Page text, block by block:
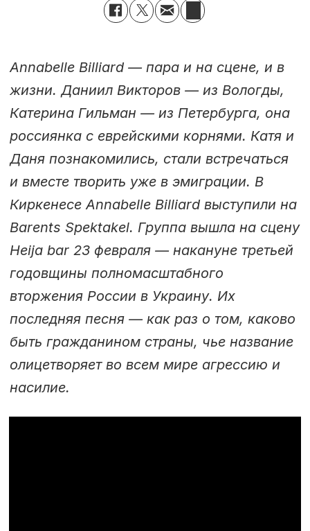
Annabelle Billiard — пара и на сцене, и в
жизни. Даниил Викторов — из Вологды,
Катерина Гильман — из Петербурга, она
россиянка с еврейскими корнями. Катя и
Даня познакомились, стали встречаться
и вместе творить уже в эмиграции. В
Киркенесе Annabelle Billiard выступили на
Barents Spektakel. Группа вышла на сцену
Heija bar 23 февраля — накануне третьей
годовщины полномасштабного
вторжения России в Украину. Их
последняя песня — как раз о том, каково
быть гражданином страны, чье название
олицетворяет во всем мире агрессию и
насилие.